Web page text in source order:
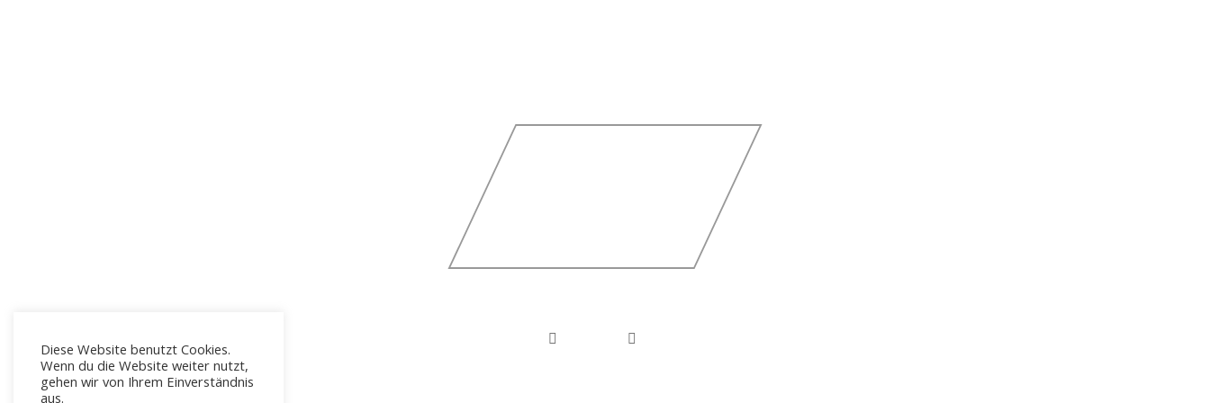
Diese Website benutzt Cookies.
Wenn du die Website weiter nutzt,
gehen wir von Ihrem Einverständnis
aus.